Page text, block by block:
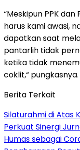
“Meskipun PPK
harus kami awasi,
dapatkan saat
pantarlih tidak
ketika tidak
coklit,“
Berita Terkait
Silaturahmi di Atas
Perkuat Sinergi
Humas sebagai